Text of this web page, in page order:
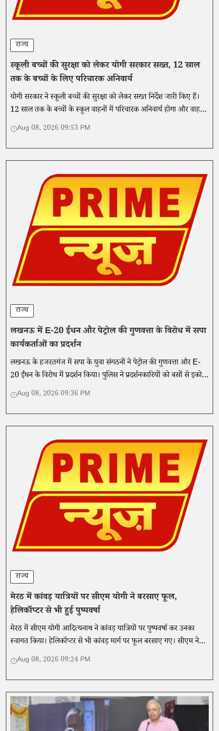
राज्य
स्कूली बच्चों की सुरक्षा को लेकर योगी सरकार सख्त, 12 साल
तक के बच्चों के लिए परिचारक अनिवार्य
योगी सरकार ने स्कूली बच्चों की सुरक्षा को लेकर सख्त निर्देश जारी किए हैं।
12 साल तक के बच्चों के स्कूल वाहनों में परिचारक अनिवार्य होगा और वाहनों
की फिटनेस व सुरक्षा उपकरणों की नियमित जांच होगी।
Aug 08, 2026 09:53 PM
राज्य
लखनऊ में E-20 ईंधन और पेट्रोल की गुणवत्ता के विरोध में सपा
कार्यकर्ताओं का प्रदर्शन
लखनऊ के हजरतगंज में सपा के युवा संगठनों ने पेट्रोल की गुणवत्ता और E-
20 ईंधन के विरोध में प्रदर्शन किया। पुलिस ने प्रदर्शनकारियों को बसों से इको
गार्डन पहुंचाया।
Aug 08, 2026 09:36 PM
राज्य
मेरठ में कांवड़ यात्रियों पर सीएम योगी ने बरसाए फूल,
हेलिकॉप्टर से भी हुई पुष्पवर्षा
मेरठ में सीएम योगी आदित्यनाथ ने कांवड़ यात्रियों पर पुष्पवर्षा कर उनका
स्वागत किया। हेलिकॉप्टर से भी कांवड़ मार्ग पर फूल बरसाए गए। सीएम ने
यात्रा को एकता और समरसता का प्रतीक बताया।
Aug 08, 2026 09:24 PM